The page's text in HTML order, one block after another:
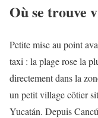
Où se trouve
Petite mise au point
taxi : la plage rose la
directement dans la
un petit village côtier
Yucatán. Depuis